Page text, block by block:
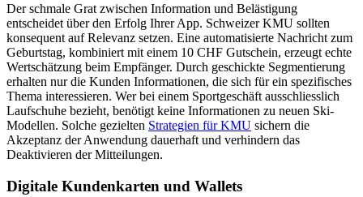
Der schmale Grat zwischen Information und Belästigung
entscheidet über den Erfolg Ihrer App. Schweizer KMU sollten
konsequent auf Relevanz setzen. Eine automatisierte Nachricht zum
Geburtstag, kombiniert mit einem 10 CHF Gutschein, erzeugt echte
Wertschätzung beim Empfänger. Durch geschickte Segmentierung
erhalten nur die Kunden Informationen, die sich für ein spezifisches
Thema interessieren. Wer bei einem Sportgeschäft ausschliesslich
Laufschuhe bezieht, benötigt keine Informationen zu neuen Ski-
Modellen. Solche gezielten Strategien für KMU sichern die
Akzeptanz der Anwendung dauerhaft und verhindern das
Deaktivieren der Mitteilungen.
Digitale Kundenkarten und Wallets